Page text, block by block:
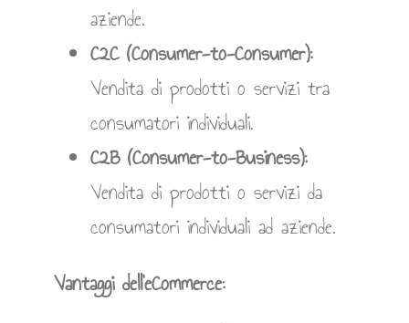
aziende.
C2C (Consumer-to-Consumer):
Vendita di prodotti o servizi tra
consumatori individuali.
C2B (Consumer-to-Business):
Vendita di prodotti o servizi da
consumatori individuali ad aziende.
Vantaggi dell’eCommerce: